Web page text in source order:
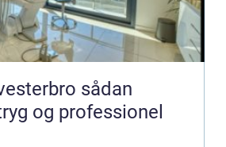
sådan
og professionel